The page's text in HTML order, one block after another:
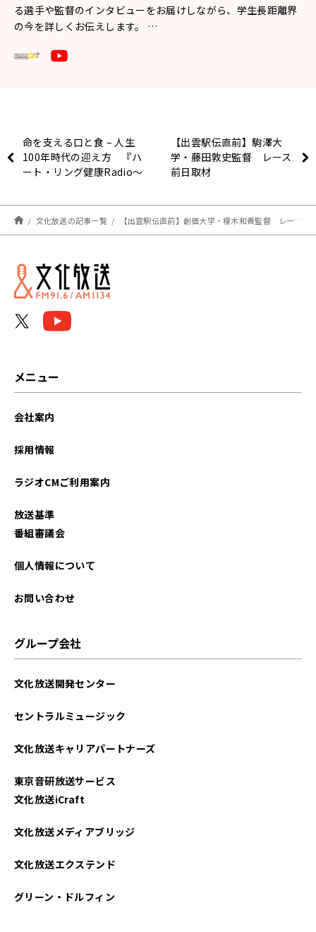
る選手や監督のインタビューをお届けしながら、学生長距離界
の今を詳しくお伝えします。 …
命を支える口と食 – 人生
100年時代の迎え方 『ハ
ート・リング健康Radio～
』
【出雲駅伝直前】駒澤大
学・藤田敦史監督 レース
前日取材
文化放送の記事一覧 【出雲駅伝直前】創価大学・榎木和貴監督 レース前日インタビュー
メニュー
会社案内
採用情報
ラジオCMご利用案内
放送基準
番組審議会
個人情報について
お問い合わせ
グループ会社
文化放送開発センター
セントラルミュージック
文化放送キャリアパートナーズ
東京音研放送サービス
文化放送iCraft
文化放送メディアブリッジ
文化放送エクステンド
グリーン・ドルフィン